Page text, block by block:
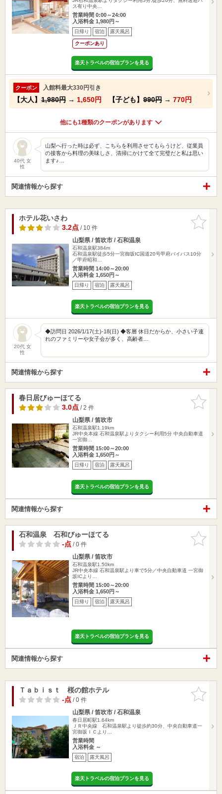
ス有り中央…
営業時間 0:00～24:00
入浴料金 1,980円～
日帰り 宿泊 露天風呂
クーポンあり
楽天トラベルの宿泊プランを見る
クーポン 入館料最大330円引き
【大人】 1,980円 → 1,650円 【子ども】 990円 → 770円
他にも1種類のクーポンがあります
40代 女
性
山梨へ行った時は必ず、こちらを利用させてもらうけど、従業員
の接客から料理の美味しさ、清掃にかけて全て完璧だと私は思い
ます♪…
関連情報から探す
お気に入
りに追加
ホテル花いさわ
3.2点/ 10 件
山梨県 / 笛吹市 / 石和温泉
石和温泉駅384m
石和温泉駅徒歩5分一宮御坂IC国道20号甲府バイバス10分
／甲府昭和…
営業時間 14:00～20:00
入浴料金 1,650円～
日帰り 宿泊 露天風呂
楽天トラベルの宿泊プランを見る
20代 女
性
◆訪問日 2026/1/17(土)-18(日) ◆客層 休日だからか、小さい子連
れのファミリーや女子会が多く、高齢者…
関連情報から探す
お気に入
りに追加
春日居びゅーほてる
3.0点/ 2 件
山梨県 / 笛吹市
石和温泉駅1.19km
JR中央本線 石和温泉駅よりタクシー利用5分 中央自動車道
一宮御…
営業時間 15:00～20:00
入浴料金 1,650円～
日帰り 宿泊 露天風呂
楽天トラベルの宿泊プランを見る
関連情報から探す
お気に入
りに追加
石和温泉 石和びゅーほてる
-点/ 0 件
山梨県 / 笛吹市
石和温泉駅1.50km
JR中央本線 石和温泉駅より車で5分／中央自動車道 一宮御
坂ICより…
営業時間 15:00～20:00
入浴料金 1,650円～
日帰り 宿泊 露天風呂
楽天トラベルの宿泊プランを見る
関連情報から探す
お気に入
りに追加
Ｔａｂｉｓｔ 桜の館ホテル
-点/ 0 件
山梨県 / 笛吹市 / 石和温泉
春日居町駅1.64km
ＪＲ中央線 石和温泉駅より徒歩約30分、中央自動車道一
宮御坂ＩＣより…
営業時間
入浴料金 ～
宿泊 露天風呂
楽天トラベルの宿泊プランを見る